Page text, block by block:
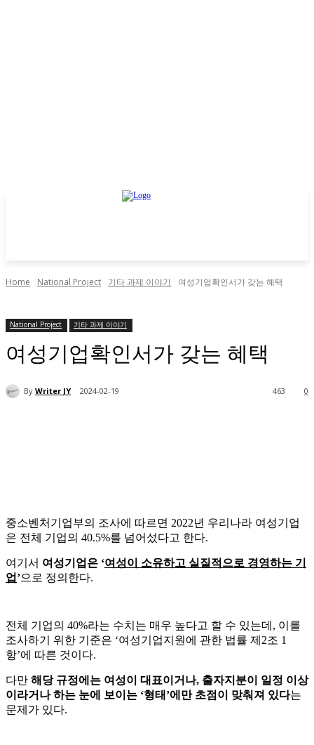
Home National Project 기타 과제 이야기 여성기업확인서가 갖는 혜택
National Project 기타 과제 이야기
여성기업확인서가 갖는 혜택
By Writer JY 2024-02-19 0
463
중소벤처기업부의 조사에 따르면 2022년 우리나라 여성기업
은 전체 기업의 40.5%를 넘어섰다고 한다.
여기서 여성기업은 ‘여성이 소유하고 실질적으로 경영하는 기
업 ’으로 정의한다.
전체 기업의 40%라는 수치는 매우 높다고 할 수 있는데, 이를
조사하기 위한 기준은 ‘여성기업지원에 관한 법률 제2조 1
항’에 따른 것이다.
다만 해당 규정에는 여성이 대표이거나, 출자지분이 일정 이상
이라거나 하는 눈에 보이는 ‘형태’에만 초점이 맞춰져 있다는
문제가 있다.